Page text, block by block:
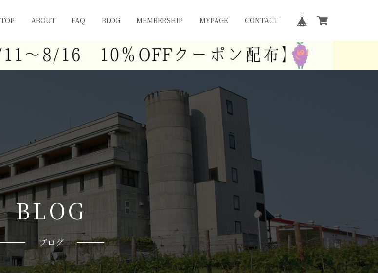
TOP ABOUT FAQ BLOG MEMBERSHIP MYPAGE CONTACT
BLOG
ブログ